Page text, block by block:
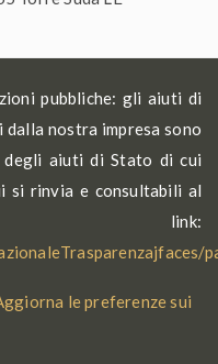
pubbliche: gli aiuti di
nostra impresa sono
degli aiuti di Stato di cui
si rinvia e consultabili al
link:
le preferenze sui